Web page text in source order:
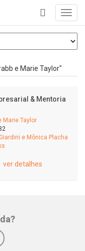
+
e Marie Taylor"
& Mentoria
Marie Taylor
e Mônica Placha
ver detalhes